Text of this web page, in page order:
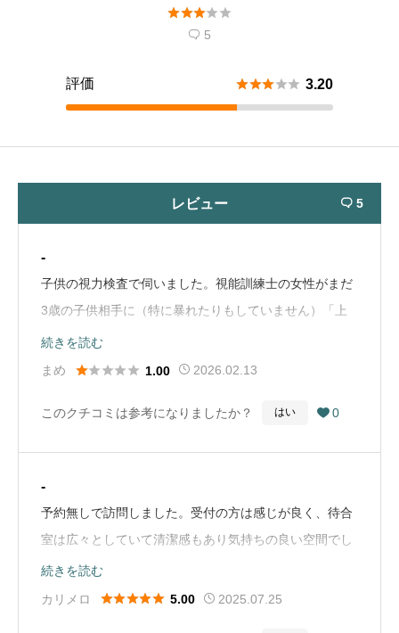

 5
評価  3.20
レビュー  5
-
子供の視力検査で伺いました。視能訓練士の女性がまだ
3歳の子供相手に（特に暴れたりもしていません）「上
向いて！」「動かないで！」「あーもうやっぱ立って！
座って！」といちいち怒り口調で、子供は怖がって今に
電話にてもう少し優しい口調で言ってもらえませんかと
続きを読む
まめ
 1.00 2026.02.13
このクチコミは参考になりましたか？ はい  0
-
予約無しで訪問しました。受付の方は感じが良く、待合
室は広々としていて清潔感もあり気持ちの良い空間でし
た。席の配置にも工夫があり、いろんな方がストレスな
く過ごせるようになっていると思います。受付から会計
続きを読む
カリメロ
 5.00 2025.07.25